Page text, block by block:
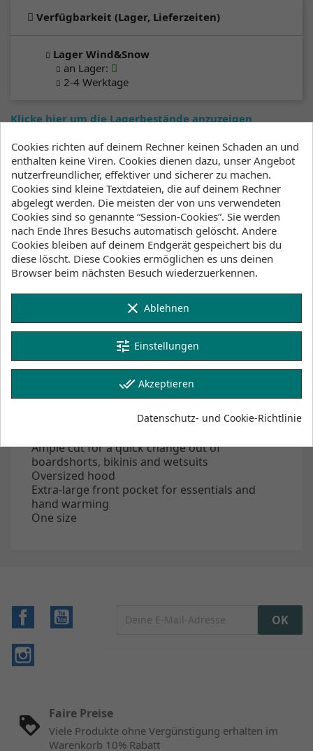
Verfügbarkeit (Lager, Lieferzeiten)
Lager Wind&Snow
an Lager:
2-4 Werktage
Klicke hier um die Lagerbestände anzuzeigen
Beschreibung
Artikeldetails
Lagerbestand
Updated with plush, water-absorbent microfiber
fleece, our Jedi Robe has been leveled to be an even
more comfortable cocoon against the elements. We
to make wiggling out of your 5/4 wetsuit or
dropping your trunks/bikini a breeze. A large,
oversized hood cuts the chill and blocks the sun's
harsh rays. It's highly absorbent for a fast dry off
and machine washable for everlasting fresh
changes.
Premium plush, water-absorbing microfiber
Ample cut for a quick change out of
boardshorts, bikinis and wetsuits
Oversized hood
Extra-large front pocket for essentials and
hand warming
One size
Facebook
Faire Preise
Viele Produkte ohne Vergünstigung erhalten im
Warenkorb 10% Rabatt
Cookies richten auf deinem Rechner keinen Schaden an und
enthalten keine Viren. Cookies dienen dazu, unser Angebot
nutzerfreundlicher, effektiver und sicherer zu machen.
Cookies sind kleine Textdateien, die auf deinem Rechner
abgelegt werden. Die meisten der von uns verwendeten
Cookies sind so genannte “Session-Cookies”. Sie werden
nach Ende Ihres Besuchs automatisch gelöscht. Andere
Cookies bleiben auf deinem Endgerät gespeichert bis du
diese löscht. Diese Cookies ermöglichen es uns deinen
Browser beim nächsten Besuch wiederzuerkennen.
clear Ablehnen
tune Einstellungen
done_all Akzeptieren
Datenschutz- und Cookie-Richtlinie